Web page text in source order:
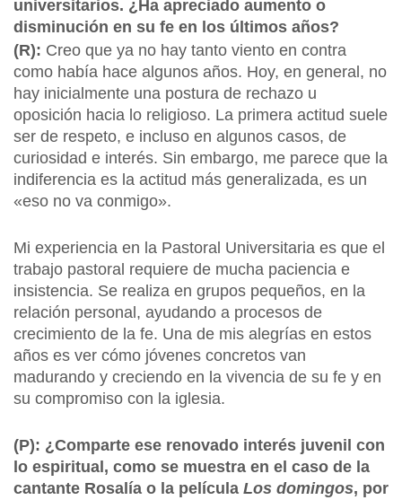
universitarios. ¿Ha apreciado aumento o
disminución en su fe en los últimos años?
(R): Creo que ya no hay tanto viento en contra
como había hace algunos años. Hoy, en general, no
hay inicialmente una postura de rechazo u
oposición hacia lo religioso. La primera actitud suele
ser de respeto, e incluso en algunos casos, de
curiosidad e interés. Sin embargo, me parece que la
indiferencia es la actitud más generalizada, es un
«eso no va conmigo».
Mi experiencia en la Pastoral Universitaria es que el
trabajo pastoral requiere de mucha paciencia e
insistencia. Se realiza en grupos pequeños, en la
relación personal, ayudando a procesos de
crecimiento de la fe. Una de mis alegrías en estos
años es ver cómo jóvenes concretos van
madurando y creciendo en la vivencia de su fe y en
su compromiso con la iglesia.
(P): ¿Comparte ese renovado interés juvenil con
lo espiritual, como se muestra en el caso de la
cantante Rosalía o la película Los domingos, por